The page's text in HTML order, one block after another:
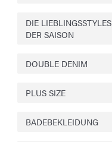
DIE LIEBLINGSSTYLES
DER SAISON
DOUBLE DENIM
PLUS SIZE
BADEBEKLEIDUNG